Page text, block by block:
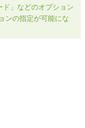
」などのオプション
ンの指定が可能にな